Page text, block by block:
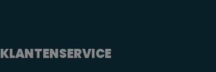
KLANTENSERVICE